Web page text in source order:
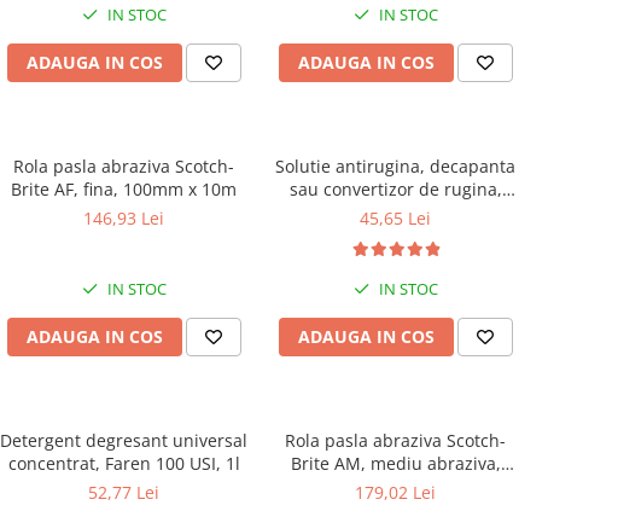
IN STOC
ADAUGA IN COS
IN STOC
ADAUGA IN COS
Rola pasla abraziva Scotch-
Brite AF, fina, 100mm x 10m
146,93 Lei
IN STOC
ADAUGA IN COS
Solutie antirugina, decapanta
sau convertizor de rugina,
Faren Ruginox, 250 ml
45,65 Lei
IN STOC
ADAUGA IN COS
Detergent degresant universal
concentrat, Faren 100 USI, 1l
52,77 Lei
Rola pasla abraziva Scotch-
Brite AM, mediu abraziva,
100mm x 10m
179,02 Lei